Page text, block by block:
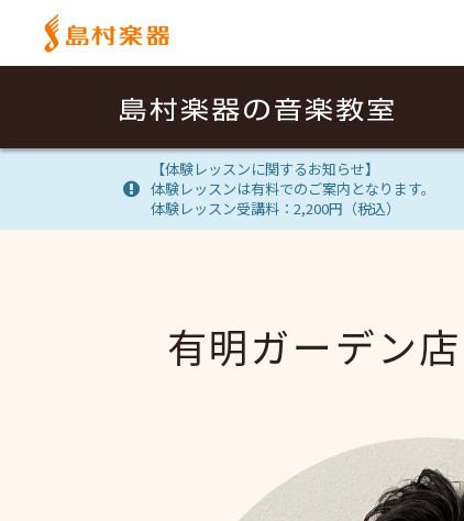
【体験レッスンに関するお知らせ】
体験レッスンは有料でのご案内となります。
体験レッスン受講料：2,200円（税込）
有明ガーデン店